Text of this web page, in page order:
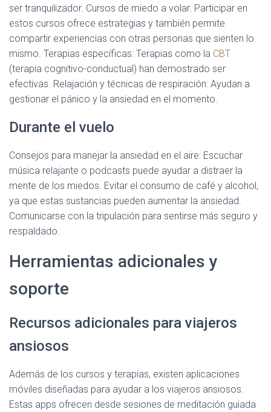
ser tranquilizador. Cursos de miedo a volar: Participar en
estos cursos ofrece estrategias y también permite
compartir experiencias con otras personas que sienten lo
mismo. Terapias específicas: Terapias como la CBT
(terapia cognitivo-conductual) han demostrado ser
efectivas. Relajación y técnicas de respiración: Ayudan a
gestionar el pánico y la ansiedad en el momento.
Durante el vuelo
Consejos para manejar la ansiedad en el aire: Escuchar
música relajante o podcasts puede ayudar a distraer la
mente de los miedos. Evitar el consumo de café y alcohol,
ya que estas sustancias pueden aumentar la ansiedad.
Comunicarse con la tripulación para sentirse más seguro y
respaldado.
Herramientas adicionales y
soporte
Recursos adicionales para viajeros
ansiosos
Además de los cursos y terapias, existen aplicaciones
móviles diseñadas para ayudar a los viajeros ansiosos.
Estas apps ofrecen desde sesiones de meditación guiada